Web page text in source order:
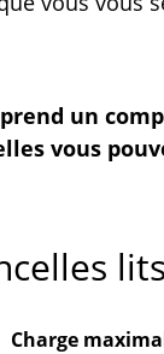
un
vous
Charge